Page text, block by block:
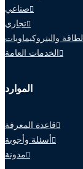
صناعي
تجاري
الطاقة والبتروكيماويات
الخدمات العامة
الموارد
قاعدة المعرفة
أسئلة وأجوبة
مدونة